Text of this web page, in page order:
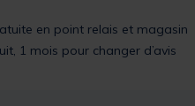
en point relais et magasin
1 mois pour changer d’avis